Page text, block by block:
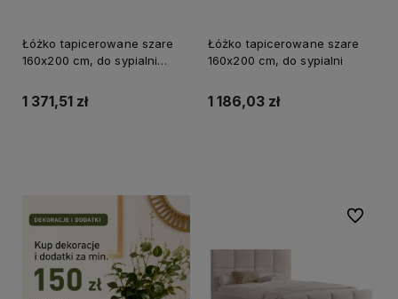
Łóżko tapicerowane szare
160x200 cm, do sypialni
1 371,51 zł
Łóżko tapicerowane szare
160x200 cm, do sypialni
1 186,03 zł
Do